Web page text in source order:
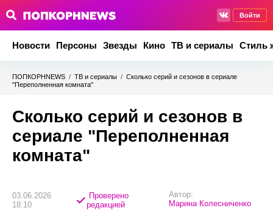
Войти
Новости Персоны Звезды Кино ТВ и сериалы Стиль
ПОПКОРНNEWS / ТВ и сериалы / Сколько серий и сезонов в сериале
"Переполненная комната"
Сколько серий и сезонов в
сериале "Переполненная
комната"
03.06.2026
18:10
Проверено
редакцией
Автор:
Марина Колесниченко